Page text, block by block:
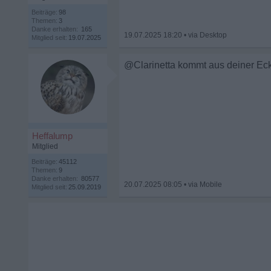
Beiträge: 98
Themen: 3
Danke erhalten: 165
Mitglied seit: 19.07.2025 19.07.2025 18:20 •
Heffalump
Mitglied
Beiträge: 45112
Themen: 9
Danke erhalten: 80577
Mitglied seit: 25.09.2019
@Clarinetta kommt aus deiner
20.07.2025 08:05 •